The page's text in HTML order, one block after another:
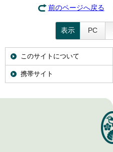
前のページへ戻る
表示 PC
このサイトについて
携帯サイト